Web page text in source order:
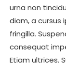
urna non
diam, a cursus
fringilla.
consequat
Etiam ultrices.